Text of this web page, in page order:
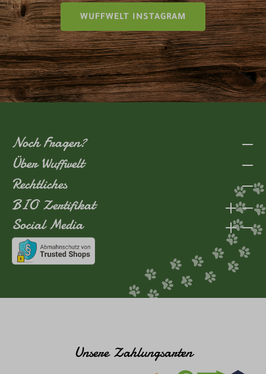
WUFFWELT INSTAGRAM
Noch Fragen?
Über Wuffwelt
Rechtliches
BIO Zertifikat
Social Media
Unsere Zahlungsarten